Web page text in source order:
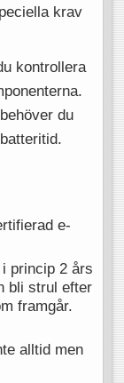
krav
kontrollera
du
e-
princip 2 års
bli strul efter
framgår.
alltid men